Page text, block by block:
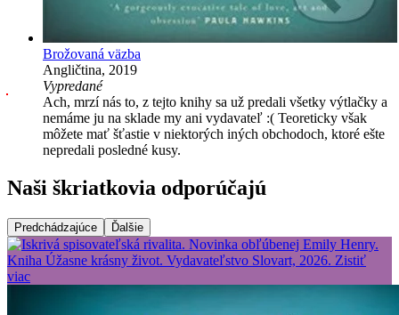
Brožovaná väzba
Angličtina, 2019
Vypredané
Ach, mrzí nás to, z tejto knihy sa už predali všetky výtlačky a
nemáme ju na sklade my ani vydavateľ :( Teoreticky však
môžete mať šťastie v niektorých iných obchodoch, ktoré ešte
nepredali posledné kusy.
Naši škriatkovia odporúčajú
Predchádzajúce Ďalšie